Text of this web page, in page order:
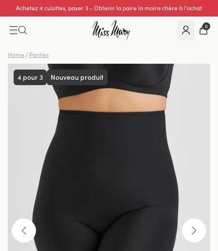
Excellente note de 0 sur 5
0
Home / Panties
4 pour 3 Nouveau produit